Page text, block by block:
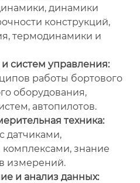
динамики
конструкций,
термодинамики и
систем управления:
работы бортового
оборудования,
автопилотов.
техника:
датчиками,
знание
измерений.
и анализ данных: